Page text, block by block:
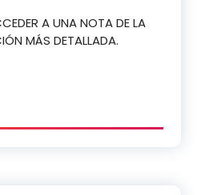
A UNA NOTA DE LA
MÁS DETALLADA.